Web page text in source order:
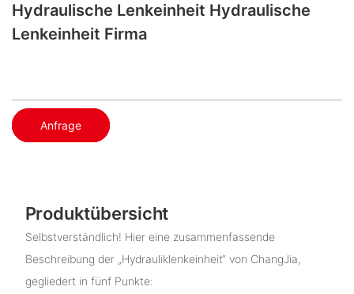
Hydraulische Lenkeinheit Hydraulische
Lenkeinheit Firma
Anfrage
Produktübersicht
Selbstverständlich! Hier eine zusammenfassende
Beschreibung der „Hydrauliklenkeinheit“ von ChangJia,
gegliedert in fünf Punkte: